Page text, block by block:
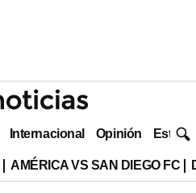
Internacional Opinión Estilo
AMÉRICA VS SAN DIEGO FC